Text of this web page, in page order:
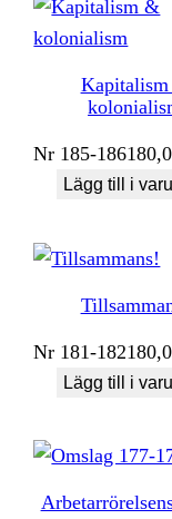
Nr 185-186
Lägg till i
Nr 181-182
Lägg till i